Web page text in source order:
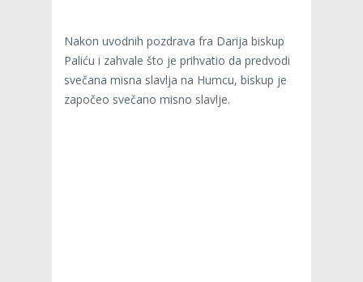
Nakon uvodnih pozdrava fra Darija biskup
Paliću i zahvale što je prihvatio da predvodi
svečana misna slavlja na Humcu, biskup je
započeo svečano misno slavlje.